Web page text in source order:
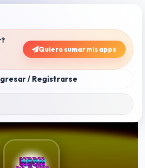
Quiero sumar mis apps
/ Registrarse